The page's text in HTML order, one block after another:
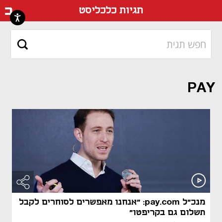
תגיות כלכליסט
PAY
מנכ"ל pay.com: "אנחנו מאפשרים לסוחרים לקבל
תשלום גם בקריפטו"